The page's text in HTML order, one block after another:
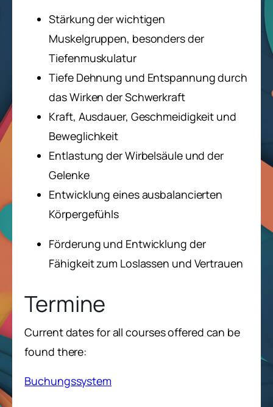
Stärkung der wichtigen
Muskelgruppen, besonders der
Tiefenmuskulatur
Tiefe Dehnung und Entspannung durch
das Wirken der Schwerkraft
Kraft, Ausdauer, Geschmeidigkeit und
Beweglichkeit
Entlastung der Wirbelsäule und der
Gelenke
Entwicklung eines ausbalancierten
Körpergefühls
Förderung und Entwicklung der
Fähigkeit zum Loslassen und Vertrauen
Termine
Current dates for all courses offered can be
found there:
Buchungssystem